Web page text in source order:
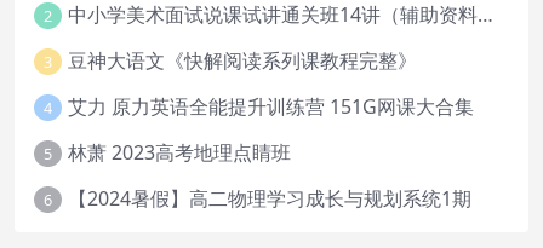
2 中小学美术面试说课试讲通关班14讲（辅助资料第一套）
3 豆神大语文《快解阅读系列课教程完整》
4 艾力 原力英语全能提升训练营 151G网课大合集
5 林萧 2023高考地理点睛班
6 【2024暑假】高二物理学习成长与规划系统1期